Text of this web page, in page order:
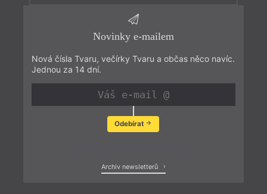
Novinky e-mailem
Nová čísla Tvaru, večírky Tvaru a občas něco navíc.
Jednou za 14 dní.
Odebírat
Archiv newsletterů